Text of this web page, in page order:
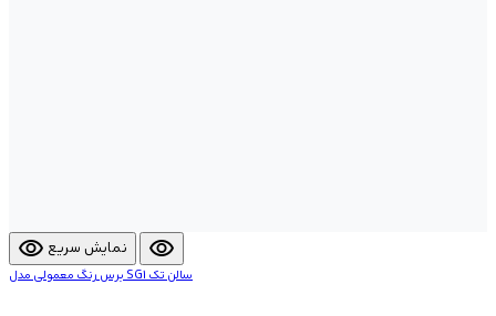
visibility نمایش سریع visibility
برس رنگ معمولی مدل SG1 سالن تک